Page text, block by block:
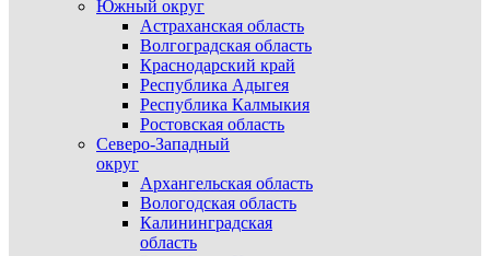
Южный округ
Астраханская область
Волгоградская область
Краснодарский край
Республика Адыгея
Республика Калмыкия
Ростовская область
Северо-Западный
округ
Архангельская область
Вологодская область
Калининградская
область